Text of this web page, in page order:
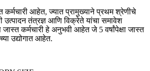
कर्मचारी आहेत, ज्यात प्रामुख्याने प्रथम श्रेणीचे
उत्पादन तंत्रज्ञ आणि विक्रेते यांचा समावेश
कर्मचारी हे अनुभवी आहेत जे 5 वर्षांपेक्षा जास्त
उद्योगात आहेत.